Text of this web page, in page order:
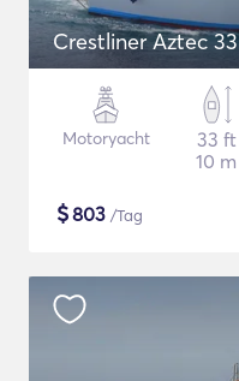
Crestliner Aztec 33
Motoryacht
33 ft
10 m
$803 /Tag